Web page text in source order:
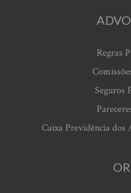
Regras
Seguros
Caixa Previdência dos